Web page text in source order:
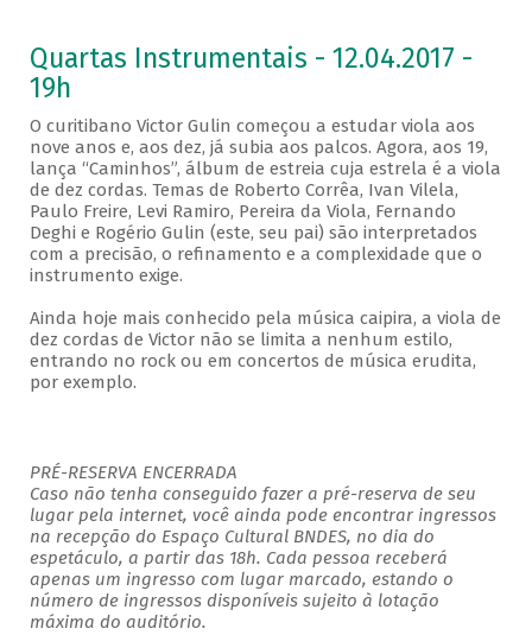
Quartas Instrumentais - 12.04.2017 -
19h
O curitibano Victor Gulin começou a estudar viola aos
nove anos e, aos dez, já subia aos palcos. Agora, aos 19,
lança “Caminhos”, álbum de estreia cuja estrela é a viola
de dez cordas. Temas de Roberto Corrêa, Ivan Vilela,
Paulo Freire, Levi Ramiro, Pereira da Viola, Fernando
Deghi e Rogério Gulin (este, seu pai) são interpretados
com a precisão, o refinamento e a complexidade que o
instrumento exige.
Ainda hoje mais conhecido pela música caipira, a viola de
dez cordas de Victor não se limita a nenhum estilo,
entrando no rock ou em concertos de música erudita,
por exemplo.
PRÉ-RESERVA ENCERRADA
Caso não tenha conseguido fazer a pré-reserva de seu
lugar pela internet, você ainda pode encontrar ingressos
na recepção do Espaço Cultural BNDES, no dia do
espetáculo, a partir das 18h. Cada pessoa receberá
apenas um ingresso com lugar marcado, estando o
número de ingressos disponíveis sujeito à lotação
máxima do auditório.